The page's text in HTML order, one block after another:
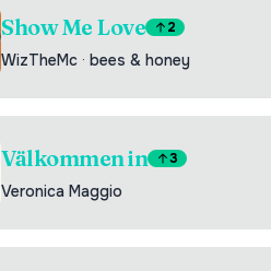
Show Me Love 2
WizTheMc · bees & honey
Välkommen in 3
Veronica Maggio